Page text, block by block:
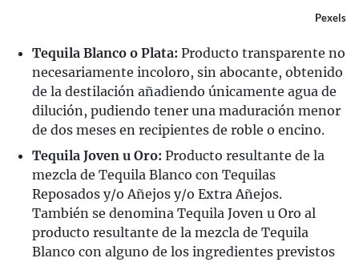
Pexels
Tequila Blanco o Plata: Producto transparente no
necesariamente incoloro, sin abocante, obtenido
de la destilación añadiendo únicamente agua de
dilución, pudiendo tener una maduración menor
de dos meses en recipientes de roble o encino.
Tequila Joven u Oro: Producto resultante de la
mezcla de Tequila Blanco con Tequilas
Reposados y/o Añejos y/o Extra Añejos.
También se denomina Tequila Joven u Oro al
producto resultante de la mezcla de Tequila
Blanco con alguno de los ingredientes previstos